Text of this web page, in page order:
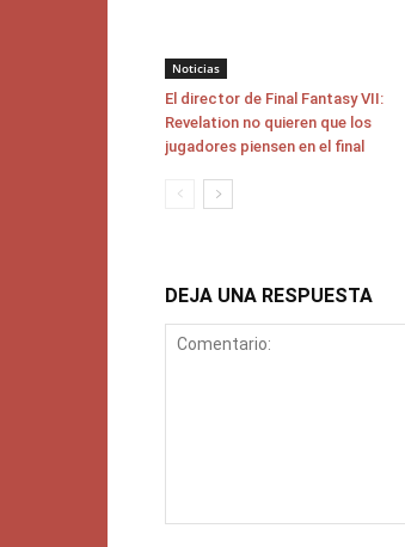
Noticias
El director de Final Fantasy VII:
Revelation no quieren que los
jugadores piensen en el final
DEJA UNA RESPUESTA